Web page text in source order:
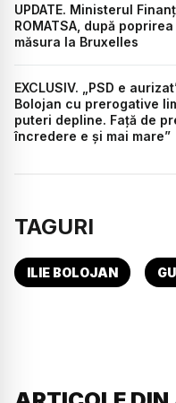
UPDATE. Ministerul
ROMATSA, după
măsura la Bruxelles
EXCLUSIV. „PSD e
Bolojan cu prerogative
puteri depline. Față de
încredere e și mai mare”
TAGURI
ILIE BOLOJAN